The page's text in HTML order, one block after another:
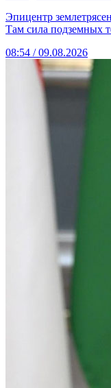
Эпицентр
Там сила подземных
08:54 / 09.08.2026